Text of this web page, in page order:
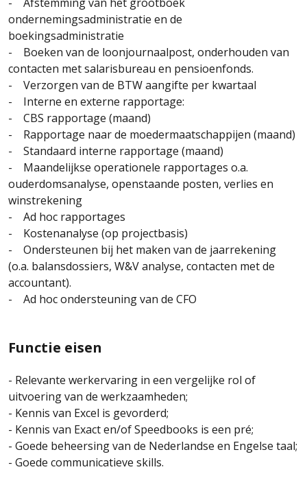
ondernemingsadministratie en de
boekingsadministratie
- Boeken van de loonjournaalpost, onderhouden van
contacten met salarisbureau en pensioenfonds.
- Verzorgen van de BTW aangifte per kwartaal
- Interne en externe rapportage:
- CBS rapportage (maand)
- Rapportage naar de moedermaatschappijen (maand)
- Standaard interne rapportage (maand)
- Maandelijkse operationele rapportages o.a.
ouderdomsanalyse, openstaande posten, verlies en
winstrekening
- Ad hoc rapportages
- Kostenanalyse (op projectbasis)
- Ondersteunen bij het maken van de jaarrekening
(o.a. balansdossiers, W&V analyse, contacten met de
accountant).
- Ad hoc ondersteuning van de CFO
Functie eisen
- Relevante werkervaring in een vergelijke rol of
uitvoering van de werkzaamheden;
- Kennis van Excel is gevorderd;
- Kennis van Exact en/of Speedbooks is een pré;
- Goede beheersing van de Nederlandse en Engelse taal;
- Goede communicatieve skills.